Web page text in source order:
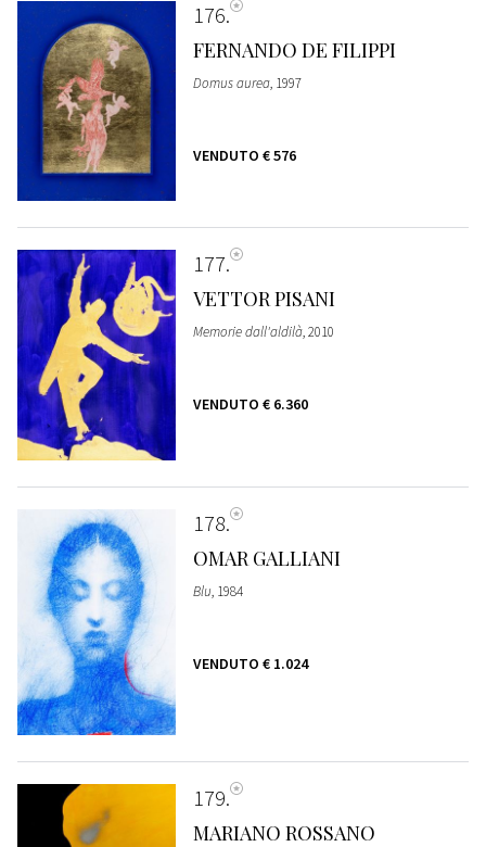
176
FERNANDO DE FILIPPI
Domus aurea, 1997
VENDUTO € 576
177
VETTOR PISANI
Memorie dall'aldilà, 2010
VENDUTO € 6.360
178
OMAR GALLIANI
Blu, 1984
VENDUTO € 1.024
179
MARIANO ROSSANO